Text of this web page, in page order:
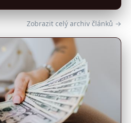
Zobrazit celý archiv článků →